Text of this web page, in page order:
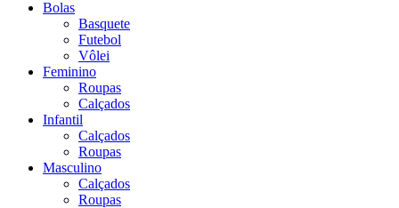
Bolas
Basquete
Futebol
Vôlei
Feminino
Roupas
Calçados
Infantil
Calçados
Roupas
Masculino
Calçados
Roupas